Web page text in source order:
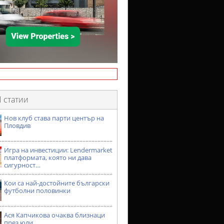
Нов клуб става парти център на
Пловдив
Игра на инвестиции: Lendermarket
платформата, която ни дава
сигурност…
Кои са най-достойните български
футболни половинки
Ася Капчикова очаква близнаци